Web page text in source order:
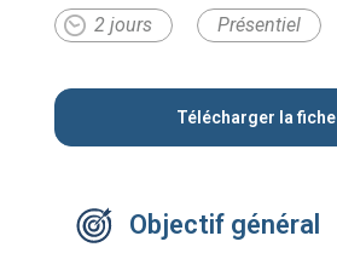
2 jours Présentiel
Télécharger la fiche
Objectif général